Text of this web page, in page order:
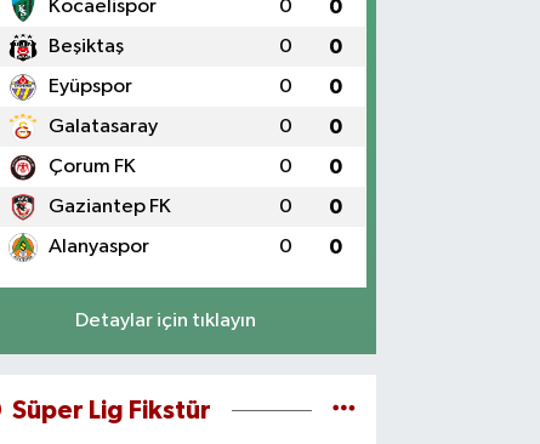
Kocaelispor 0 0
Beşiktaş 0 0
Eyüpspor 0 0
Galatasaray 0 0
Çorum FK 0 0
Gaziantep FK 0 0
Alanyaspor 0 0
Detaylar için tıklayın
Süper Lig Fikstür